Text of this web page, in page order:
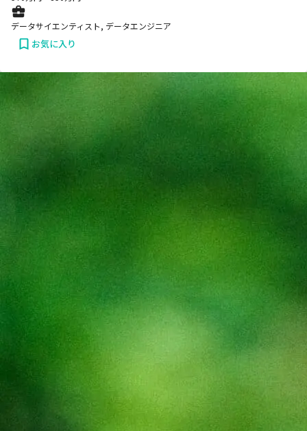
データサイエンティスト, データエンジニア
お気に入り